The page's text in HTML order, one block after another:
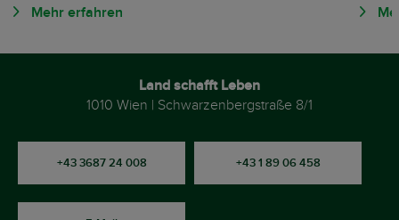
Mehr erfahren
Land schafft Leben
1010 Wien | Schwarzenbergstraße 8/1
+43 3687 24 008 +43 1 89 06 458